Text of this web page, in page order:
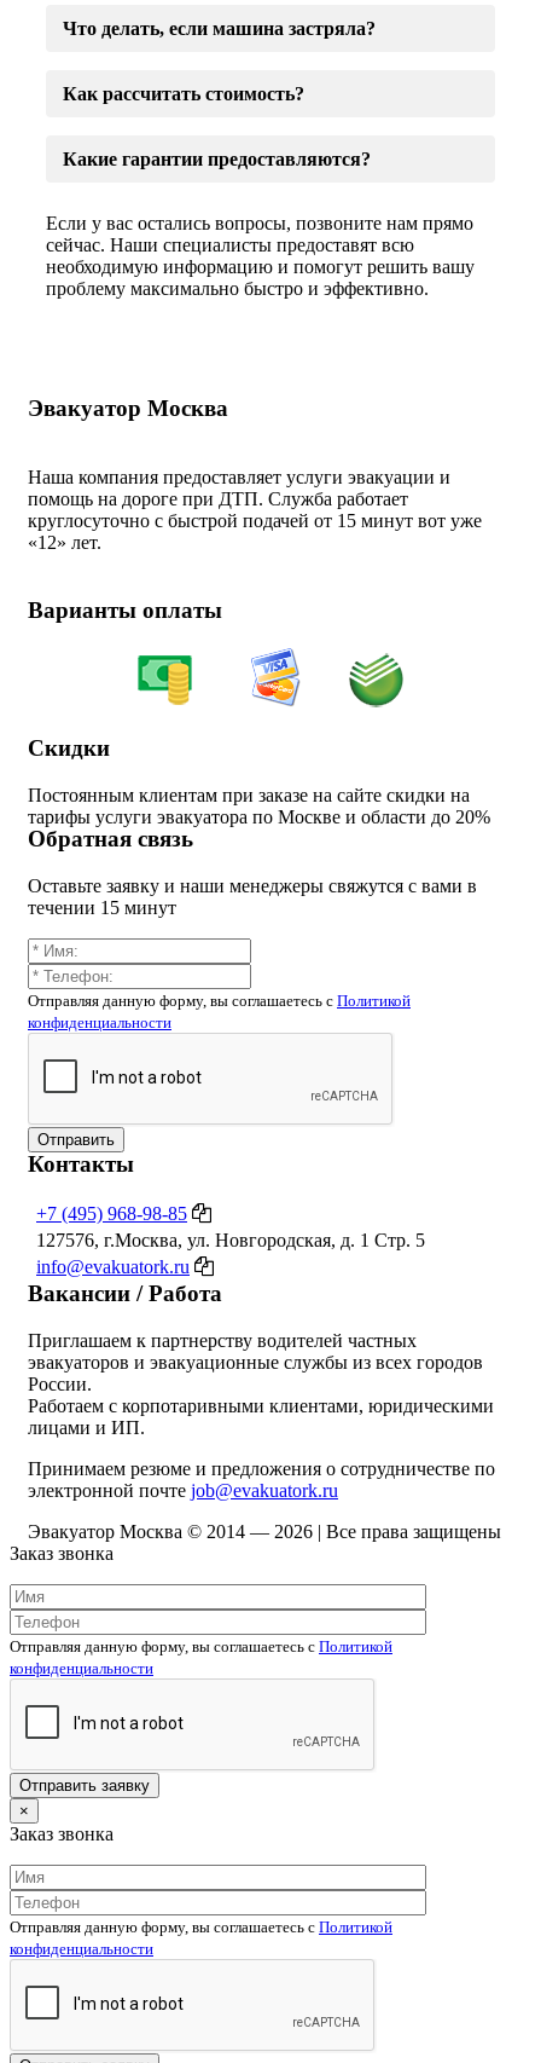
Что делать, если машина застряла?
Как рассчитать стоимость?
Какие гарантии предоставляются?
Если у вас остались вопросы, позвоните нам прямо
сейчас. Наши специалисты предоставят всю
необходимую информацию и помогут решить вашу
проблему максимально быстро и эффективно.
Эвакуатор Москва
Наша компания предоставляет услуги эвакуации и
помощь на дороге при ДТП. Служба работает
круглосуточно с быстрой подачей от 15 минут вот уже
«12» лет.
Варианты оплаты
Скидки
Постоянным клиентам при заказе на сайте скидки на
тарифы услуги эвакуатора по Москве и области до 20%
Обратная связь
Оставьте заявку и наши менеджеры свяжутся с вами в
течении 15 минут
Отправляя данную форму, вы соглашаетесь c Политикой
конфиденциальности
Отправить
Контакты
+7 (495) 968-98-85
127576, г.Москва, ул. Новгородская, д. 1 Стр. 5
info@evakuatork.ru
Вакансии / Работа
Приглашаем к партнерству водителей частных
эвакуаторов и эвакуационные службы из всех городов
России.
Работаем с корпотаривными клиентами, юридическими
лицами и ИП.
Принимаем резюме и предложения о сотрудничестве по
электронной почте job@evakuatork.ru
Эвакуатор Москва © 2014 — 2026 | Все права защищены
Заказ звонка
Отправляя данную форму, вы соглашаетесь c Политикой
конфиденциальности
×
Заказ звонка
Отправляя данную форму, вы соглашаетесь c Политикой
конфиденциальности